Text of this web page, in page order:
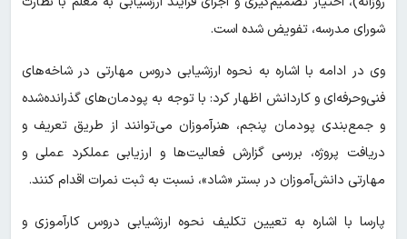
شورای مدرسه، تفویض شده است.
وی در ادامه با اشاره به نحوه ارزشیابی دروس مهارتی در شاخه‌های
فنی‌وحرفه‌ای و کاردانش اظهار کرد: با توجه به پودمان‌های گذرانده‌شده
و جمع‌بندی پودمان پنجم، هنرآموزان می‌توانند از طریق تعریف و
دریافت پروژه، بررسی گزارش فعالیت‌ها و ارزیابی عملکرد عملی و
مهارتی دانش‌آموزان در بستر «شاد»، نسبت به ثبت نمرات اقدام کنند.
پارسا با اشاره به تعیین تکلیف نحوه ارزشیابی دروس کارآموزی و